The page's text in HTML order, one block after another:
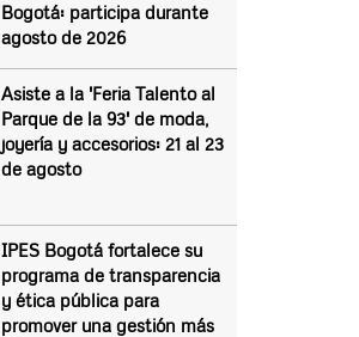
Bogotá: participa durante
agosto de 2026
Asiste a la 'Feria Talento al
Parque de la 93' de moda,
joyería y accesorios: 21 al 23
de agosto
IPES Bogotá fortalece su
programa de transparencia
y ética pública para
promover una gestión más